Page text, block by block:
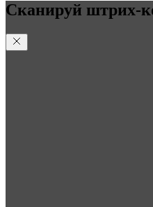
Сканируй штрих-